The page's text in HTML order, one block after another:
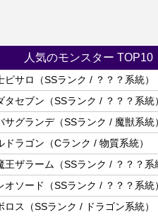
人気のモンスター TOP10
ピサロ（SSランク / ？？？系統）
タセブン（SSランク / ？？？系統）
サグランデ（SSランク / 魔獣系統）
ドラゴン（Cランク / 物質系統）
王ザラーム（SSランク / ？？？系
オソード（SSランク / ？？？系統）
ロス（SSランク / ドラゴン系統）